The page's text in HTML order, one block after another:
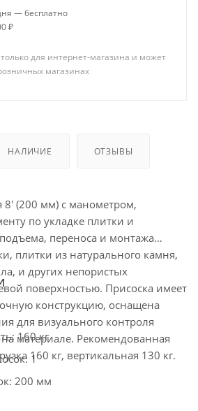
— бесплатно
₽
для интернет-магазина и может
магазинах
НАЛИЧИЕ ОТЗЫВЫ
8' (200 мм) с манометром,
по укладке плитки и
переноса и монтажа
плитки из натурального камня,
и других непористых
поверхностью. Присоска имеет
конструкцию, оснащена
для визуального контроля
материале. Рекомендованная
160 кг, вертикальная 130 кг.
160 кг
1
200 мм